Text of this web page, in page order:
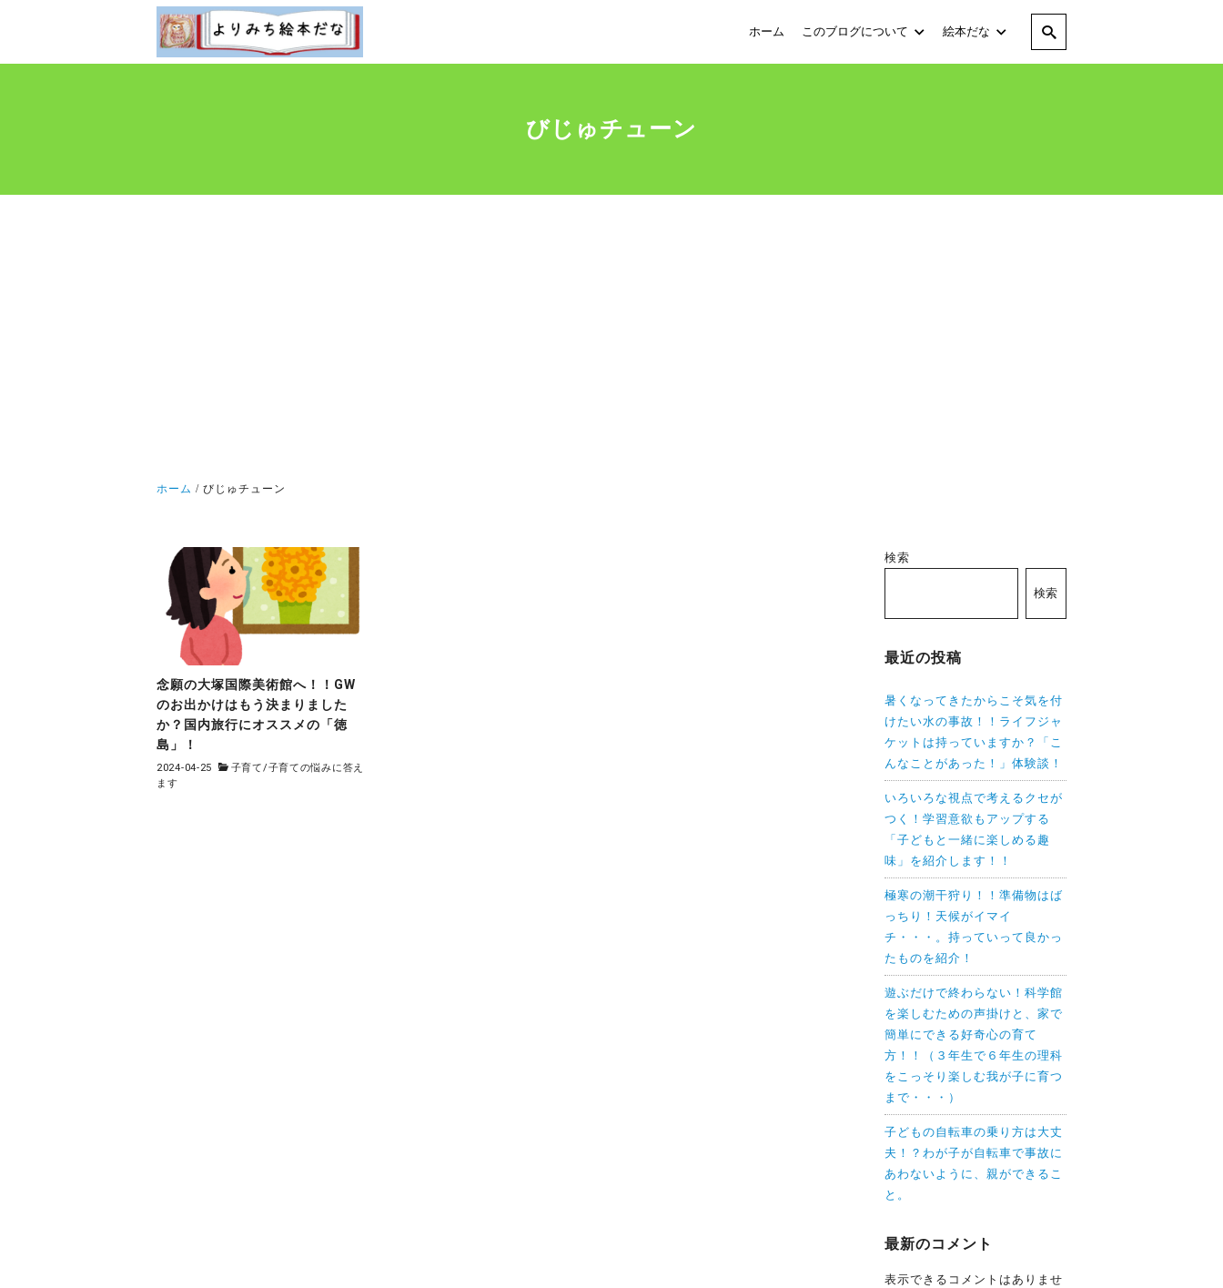
ホーム このブログについて 絵本だな
びじゅチューン
ホーム びじゅチューン
念願の大塚国際美術館へ！！GW
のお出かけはもう決まりました
か？国内旅行にオススメの「徳
島」！
2024-04-25 子育て/子育ての悩みに答え
ます
検索
検索
最近の投稿
暑くなってきたからこそ気を付
けたい水の事故！！ライフジャ
ケットは持っていますか？「こ
んなことがあった！」体験談！
いろいろな視点で考えるクセが
つく！学習意欲もアップする
「子どもと一緒に楽しめる趣
味」を紹介します！！
極寒の潮干狩り！！準備物はば
っちり！天候がイマイ
チ・・・。持っていって良かっ
たものを紹介！
遊ぶだけで終わらない！科学館
を楽しむための声掛けと、家で
簡単にできる好奇心の育て
方！！（３年生で６年生の理科
をこっそり楽しむ我が子に育つ
まで・・・）
子どもの自転車の乗り方は大丈
夫！？わが子が自転車で事故に
あわないように、親ができるこ
と。
最新のコメント
表示できるコメントはありませ